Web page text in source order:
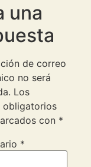
una
de correo
no será
Los
obligatorios
con *
*